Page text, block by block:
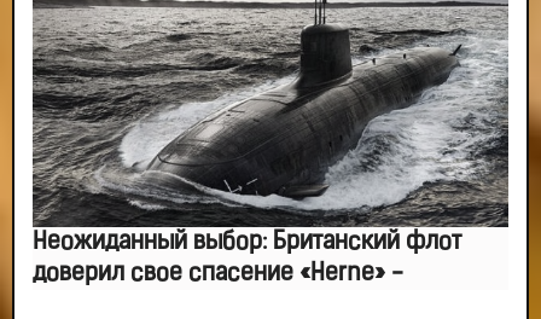
Неожиданный выбор: Британский флот
доверил свое спасение «Herne» -